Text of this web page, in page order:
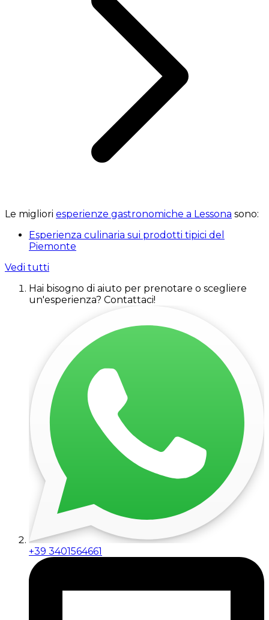
Le migliori esperienze gastronomiche a Lessona sono:
Esperienza culinaria sui prodotti tipici del
Piemonte
Vedi tutti
Hai bisogno di aiuto per prenotare o scegliere
un'esperienza? Contattaci!
+39 3401564661